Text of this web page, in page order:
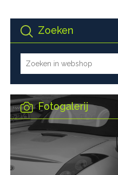
Zoeken
Fotogalerij